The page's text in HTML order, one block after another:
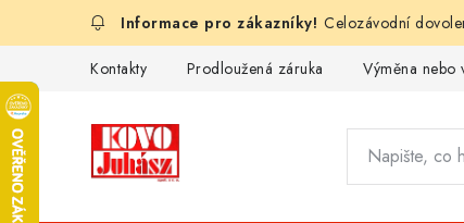
Celozávodní
Kontakty Prodloužená záruka Výměna nebo